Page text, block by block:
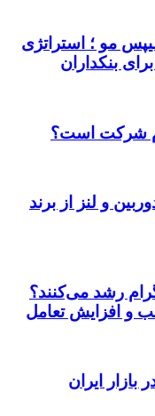
مو ؛ استراتژی
بنکداران
شرکت است؟
و لنز از برند
رشد می‌کنند؟
افزایش تعامل
بازار ایران